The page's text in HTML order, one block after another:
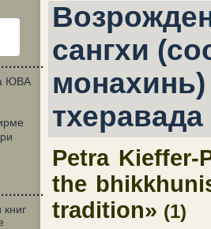
ЮВА
сангхи
тхеравада
Petra Kieffer-
the
tradition» (1)